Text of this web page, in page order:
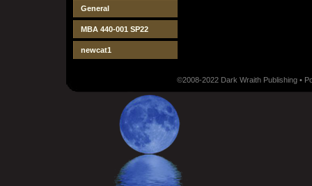
General
MBA 440-001 SP22
newcat1
©2008-2022 Dark Wraith Publishing •